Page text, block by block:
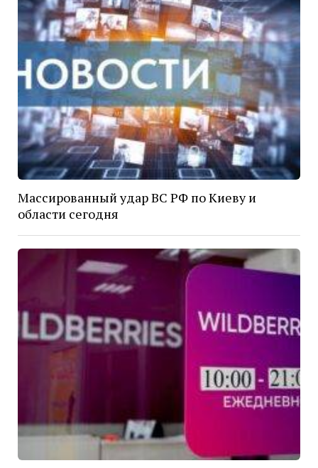
Массированный удар ВС РФ по Киеву и
области сегодня